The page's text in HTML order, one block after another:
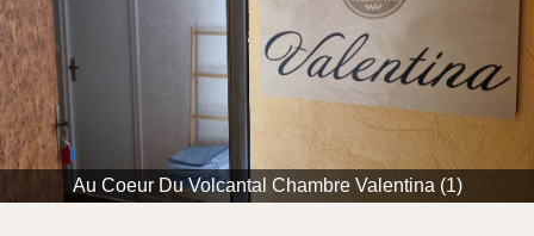
Au Coeur Du Volcantal Chambre Valentina (1)